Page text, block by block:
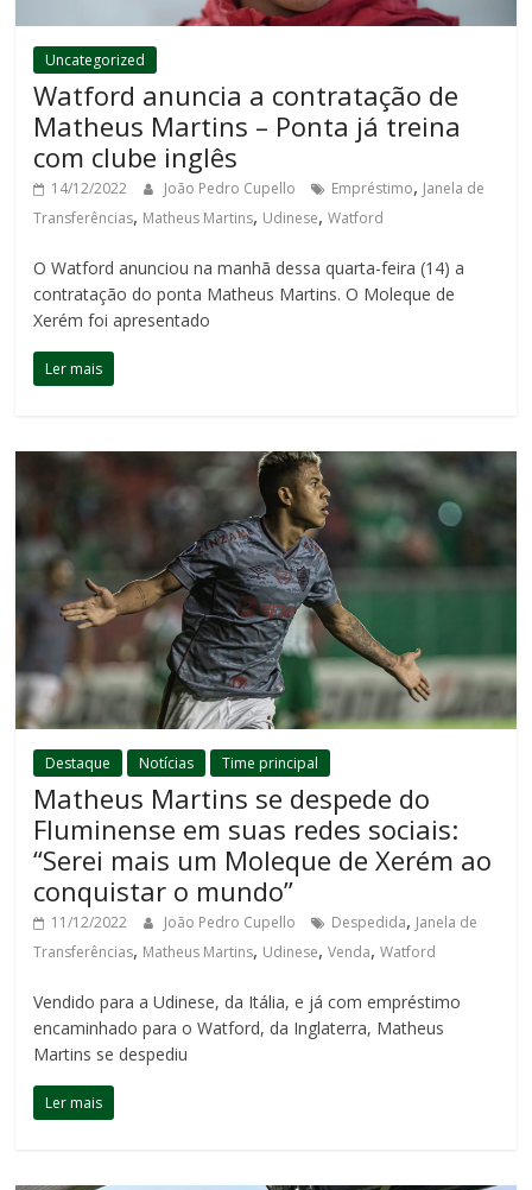
Uncategorized
Watford anuncia a contratação de
Matheus Martins – Ponta já treina
com clube inglês
14/12/2022 João Pedro Cupello Empréstimo, Janela de
Transferências, Matheus Martins, Udinese,Watford
O Watford anunciou na manhã dessa quarta-feira (14) a
contratação do ponta Matheus Martins. O Moleque de
Xerém foi apresentado
Ler mais
Destaque Notícias Time principal
Matheus Martins se despede do
Fluminense em suas redes sociais:
“Serei mais um Moleque de Xerém ao
conquistar o mundo”
11/12/2022 João Pedro Cupello Despedida, Janela de
Transferências, Matheus Martins, Udinese,Venda,Watford
Vendido para a Udinese, da Itália, e já com empréstimo
encaminhado para o Watford, da Inglaterra, Matheus
Martins se despediu
Ler mais